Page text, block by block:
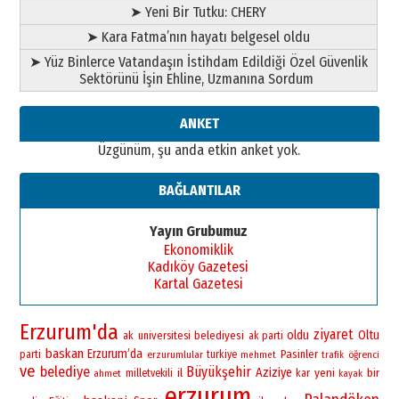
➤ Yeni Bir Tutku: CHERY
➤ Kara Fatma’nın hayatı belgesel oldu
➤ Yüz Binlerce Vatandaşın İstihdam Edildiği Özel Güvenlik
Sektörünü İşin Ehline, Uzmanına Sordum
ANKET
Üzgünüm, şu anda etkin anket yok.
BAĞLANTILAR
Yayın Grubumuz
Ekonomiklik
Kadıköy Gazetesi
Kartal Gazetesi
Erzurum'da ak universitesi belediyesi ak parti oldu ziyaret Oltu
parti baskan Erzurum’da erzurumlular turkiye mehmet Pasinler trafik öğrenci
ve belediye ahmet milletvekili il Büyükşehir Aziziye kar yeni kayak bir